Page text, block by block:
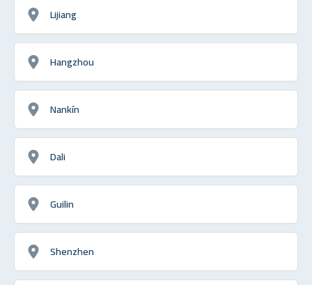
Lijiang
Hangzhou
Nankín
Dali
Guilin
Shenzhen